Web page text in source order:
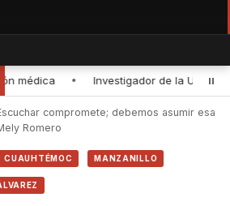
en seminario internacional sobre agua,
compromete; debemos asumir esa
Romero
CUAUHTÉMOC MANZANILLO